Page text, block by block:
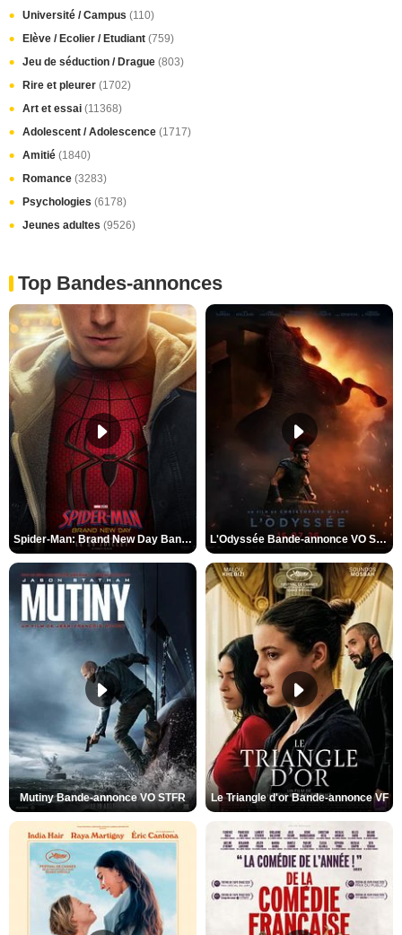
Université / Campus (110)
Elève / Ecolier / Etudiant (759)
Jeu de séduction / Drague (803)
Rire et pleurer (1702)
Art et essai (11368)
Adolescent / Adolescence (1717)
Amitié (1840)
Romance (3283)
Psychologies (6178)
Jeunes adultes (9526)
Top Bandes-annonces
Spider-Man: Brand New Day Bande-annonce VO STFR L'Odyssée Bande-annonce VO STFR
Mutiny Bande-annonce VO STFR Le Triangle d'or Bande-annonce VF